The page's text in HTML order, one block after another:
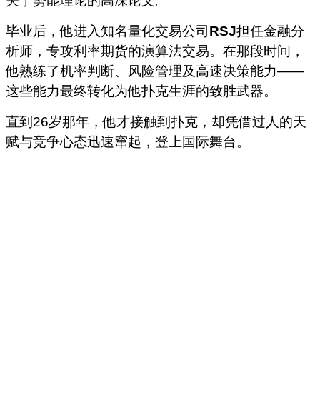
毕业后，他进入知名量化交易公司RSJ担任金融分
析师，专攻利率期货的演算法交易。在那段时间，
他熟练了机率判断、风险管理及高速决策能力——
这些能力最终转化为他扑克生涯的致胜武器。
直到26岁那年，他才接触到扑克，却凭借过人的天
赋与竞争心态迅速窜起，登上国际舞台。